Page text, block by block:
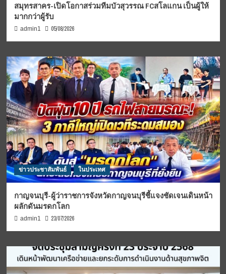
สมุทรสาคร-เปิดโอกาสร่วมทีมบัวสุวรรณ FCสโลแกน เป็นผู้ให้
มากกว่าผู้รับ
admin1 05/08/2026
ข่าวประชาสัมพันธ์ ในประเทศ
กาญจนบุรี-ผู้ว่าราชการจังหวัดกาญจนบุรีชี้แจงชัดเจนเดินหน้า
ผลักดันมรดกโลก
admin1 23/07/2026